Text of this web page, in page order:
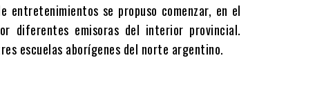
entretenimientos se propuso comenzar, en el
diferentes emisoras del interior provincial.
escuelas aborígenes del norte argentino.